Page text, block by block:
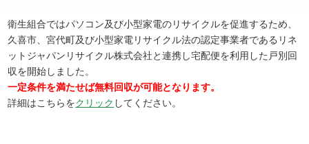
衛生組合ではパソコン及び小型家電のリサイクルを促進するため、
久喜市、宮代町及び小型家電リサイクル法の認定事業者であるリネ
ットジャパンリサイクル株式会社と連携し宅配便を利用した戸別回
収を開始しました。
一定条件を満たせば無料回収が可能となります。
詳細はこちらをクリック してください。